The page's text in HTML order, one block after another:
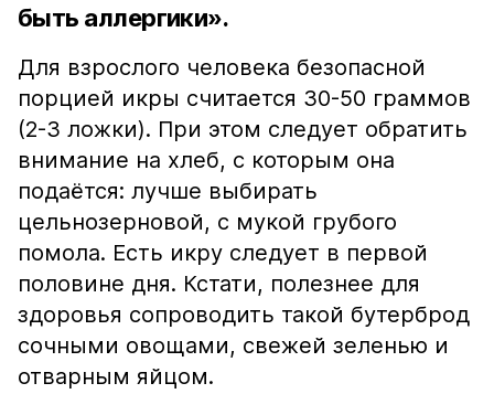
быть аллергики».
Для взрослого человека безопасной
порцией икры считается 30-50 граммов
(2-3 ложки). При этом следует обратить
внимание на хлеб, с которым она
подаётся: лучше выбирать
цельнозерновой, с мукой грубого
помола. Есть икру следует в первой
половине дня. Кстати, полезнее для
здоровья сопроводить такой бутерброд
сочными овощами, свежей зеленью и
отварным яйцом.